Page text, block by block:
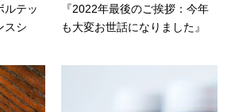
ルテッ
スシ
『2022年最後のご挨拶：今年
も大変お世話になりました』